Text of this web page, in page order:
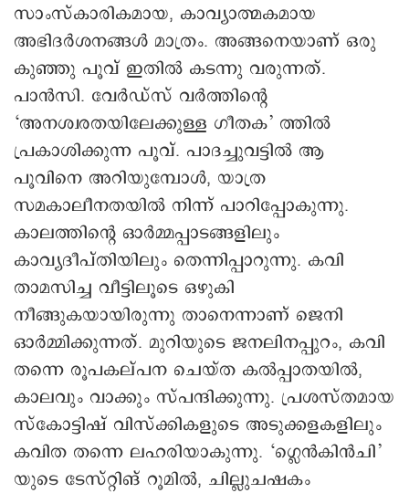
സാംസ്‌കാരികമായ, കാവ്യാത്മകമായ
അഭിദര്‍ശനങ്ങള്‍ മാത്രം. അങ്ങനെയാണ് ഒരു
കുഞ്ഞു പൂവ് ഇതില്‍ കടന്നു വരുന്നത്.
പാന്‍സി. വേര്‍ഡ്‌സ് വര്‍ത്തിന്റെ
‘അനശ്വരതയിലേക്കുള്ള ഗീതക’ ത്തില്‍
പ്രകാശിക്കുന്ന പൂവ്. പാദച്ചുവട്ടില്‍ ആ
പൂവിനെ അറിയുമ്പോള്‍, യാത്ര
സമകാലീനതയില്‍ നിന്ന് പാറിപ്പോകുന്നു.
കാലത്തിന്റെ ഓര്‍മ്മപ്പാടങ്ങളിലും
കാവ്യദീപ്തിയിലും തെന്നിപ്പാറുന്നു. കവി
താമസിച്ച വീട്ടിലൂടെ ഒഴുകി
നീങ്ങുകയായിരുന്നു താനെന്നാണ് ജെനി
ഓര്‍മ്മിക്കുന്നത്. മുറിയുടെ ജനലിനപ്പുറം, കവി
തന്നെ രൂപകല്പന ചെയ്ത കല്‍പ്പാതയില്‍,
കാലവും വാക്കും സ്പന്ദിക്കുന്നു. പ്രശസ്തമായ
സ്‌കോട്ടിഷ് വിസ്‌ക്കികളുടെ അടുക്കളകളിലും
കവിത തന്നെ ലഹരിയാകുന്നു. ‘ഗ്ലെന്‍കിന്‍ചി’
യുടെ ടേസ്റ്റിങ് റൂമില്‍, ചില്ലുചഷകം